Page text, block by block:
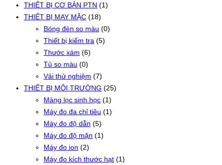
THIẾT BỊ CƠ BẢN PTN (1)
THIẾT BỊ MAY MẶC (18)
Bóng đèn so màu (0)
Thiết bị kiểm tra (5)
Thước xám (6)
Tủ so màu (0)
Vải thử nghiệm (7)
THIẾT BỊ MÔI TRƯỜNG (25)
Màng lọc sinh học (1)
Máy đo đa chỉ tiêu (1)
Máy đo độ dẫn (5)
Máy đo độ mặn (1)
Máy đo ion (2)
Máy đo kích thước hạt (1)